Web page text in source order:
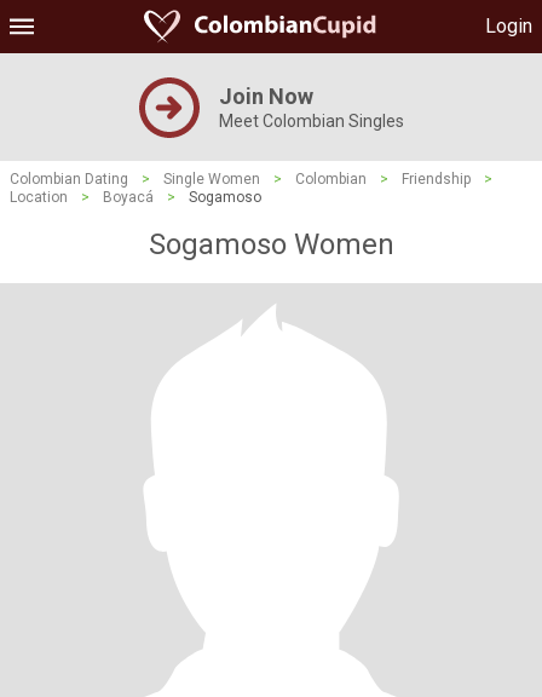
Login
Join Now
Meet Colombian Singles
Colombian Dating > Single Women > Colombian > Friendship
>
Location
> Boyacá > Sogamoso
Sogamoso Women